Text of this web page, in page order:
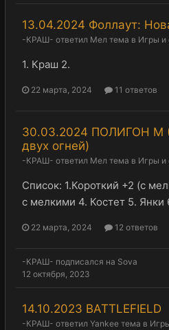
13.04.2024 Фоллаут:
-КРАШ- ответил Мел тема в Игры и
1. Краш 2.
22 марта, 2024 11 ответов
30.03.2024 ПОЛИГОН М
двух огней)
-КРАШ- ответил Мел тема в Игры и
Список: 1.Короткий +2 (с
с мелкими 4. Костет 5. Янки
22 марта, 2024 12 ответов
-КРАШ- подписался на Sova
12 октября, 2023
14.10.2023 BATTLEFIELD
-КРАШ- ответил Yankee тема в